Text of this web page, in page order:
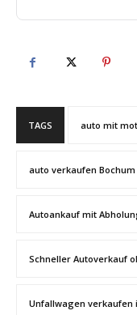
TAGS auto mit
auto verkaufen Bochum
Autoankauf mit
Schneller Autoverkauf
Unfallwagen verkaufen